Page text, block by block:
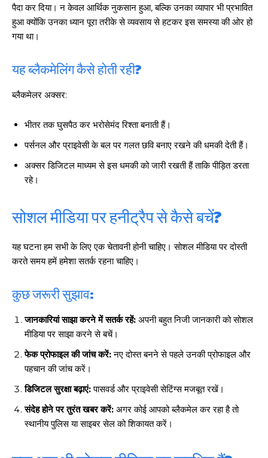
पैदा कर दिया। न केवल आर्थिक नुकसान हुआ, बल्कि उनका व्यापार भी प्रभावित
हुआ क्योंकि उनका ध्यान पूरा तरीके से व्यवसाय से हटकर इस समस्या की ओर हो
गया था।
यह ब्लैकमेलिंग कैसे होती रही?
ब्लैकमेलर अक्सर:
भीतर तक घुसपैठ कर भरोसेमंद रिश्ता बनाती हैं।
पर्सनल और प्राइवेसी के बल पर गलत छवि बनाए रखने की धमकी देती हैं।
अक्सर डिजिटल माध्यम से इस धमकी को जारी रखती हैं ताकि पीड़ित डरता
रहे।
सोशल मीडिया पर हनीट्रैप से कैसे बचें?
यह घटना हम सभी के लिए एक चेतावनी होनी चाहिए। सोशल मीडिया पर दोस्ती
करते समय हमें हमेशा सतर्क रहना चाहिए।
कुछ जरूरी सुझाव:
जानकारियां साझा करने में सतर्क रहें: अपनी बहुत निजी जानकारी को सोशल
मीडिया पर साझा करने से बचें।
फेक प्रोफाइल की जांच करें:नए दोस्त बनने से पहले उनकी प्रोफाइल और
पहचान की जांच करें।
डिजिटल सुरक्षा बढ़ाएं:पासवर्ड और प्राइवेसी सेटिंग्स मजबूत रखें।
संदेह होने पर तुरंत खबर करें: अगर कोई आपको ब्लैकमेल कर रहा है तो
स्थानीय पुलिस या साइबर सेल को शिकायत करें।